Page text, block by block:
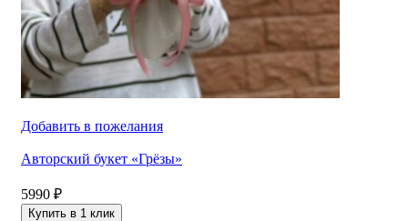
Добавить в пожелания
Авторский букет «Грёзы»
5990 ₽
Купить в 1 клик